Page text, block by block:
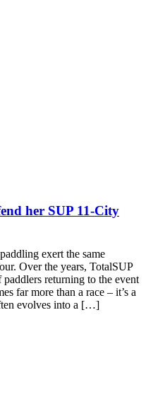
her SUP 11-City
exert the same
Over the years, TotalSUP
paddlers returning to the event
far more than a race – it’s a
evolves into a […]